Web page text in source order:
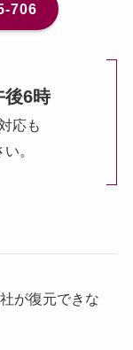
706
後6時
応も
。
が復元できな